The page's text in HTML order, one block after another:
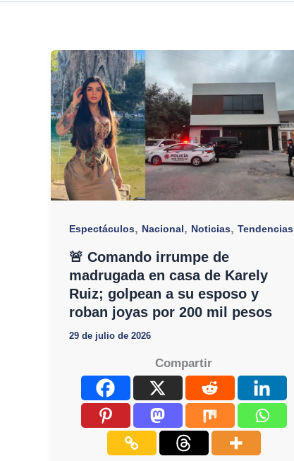
Espectáculos, Nacional, Noticias, Tendencias
🚨 Comando irrumpe de
madrugada en casa de Karely
Ruiz; golpean a su esposo y
roban joyas por 200 mil pesos
29 de julio de 2026
Compartir